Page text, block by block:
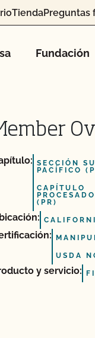
TiendaPreguntas
Fundación
SECCIÓN
PACÍFICO
CAPÍTULO
(PR)
USDA
y servicio: